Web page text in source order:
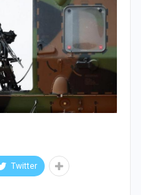
Twitter